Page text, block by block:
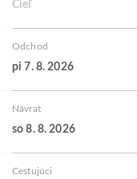
Cieľ
Odchod
pi 7. 8. 2026
Návrat
so 8. 8. 2026
Cestujúci